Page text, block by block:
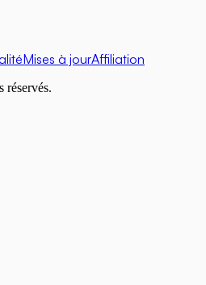
Mises à jourAffiliation
réservés.